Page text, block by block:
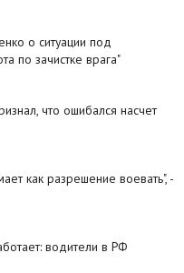
о ситуации под
по зачистке врага"
что ошибался насчет
как разрешение воевать", -
водители в РФ